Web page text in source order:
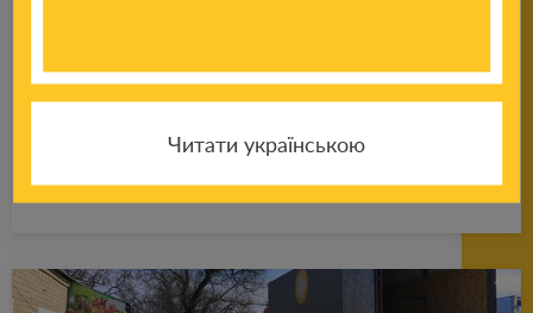
первую ав­то­ко­лон­ну с гу­ма­ни­тар­ной по­мо­
22.08.2020 Подробнее
Читати українською